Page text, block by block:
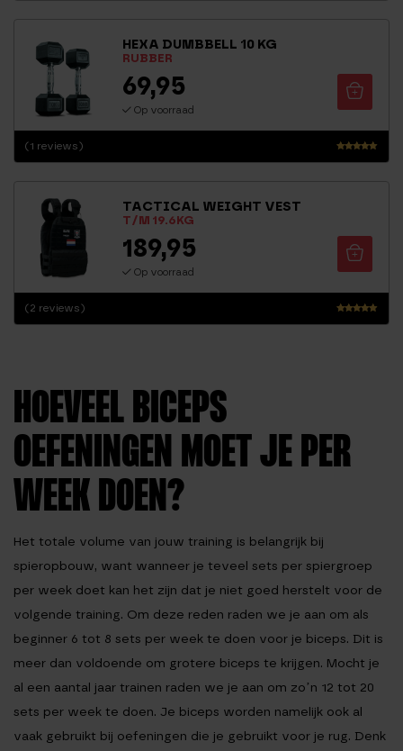
HEXA DUMBBELL 10 KG
RUBBER
Waarderin
(1 reviews)
69,95
Op voorraad
TACTICAL WEIGHT VEST
T/M 19.6KG
Waarderin
(2 reviews)
189,95
Op voorraad
HOEVEEL BICEPS
OEFENINGEN MOET JE PER
WEEK DOEN?
Het totale volume van jouw training is belangrijk bij
spieropbouw, want wanneer je teveel sets per spiergroep
per week doet kan het zijn dat je niet goed herstelt voor de
volgende training. Om deze reden raden we je aan om als
beginner 6 tot 8 sets per week te doen voor je biceps. Dit is
meer dan voldoende om grotere biceps te krijgen. Mocht je
al een aantal jaar trainen raden we je aan om zo’n 12 tot 20
sets per week te doen. Je biceps worden namelijk ook al
vaak gebruikt bij oefeningen die je gebruikt voor je rug. Denk